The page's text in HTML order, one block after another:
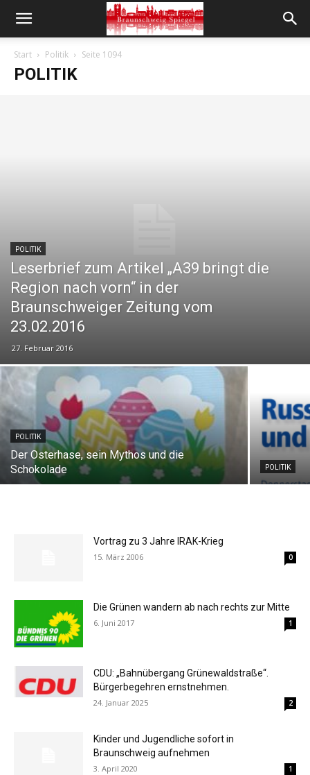
Start Politik Seite 1094
POLITIK
POLITIK
Leserbrief zum Artikel „A39 bringt die
Region nach vorn“ in der
Braunschweiger Zeitung vom
23.02.2016
27. Februar 2016
POLITIK
Der Osterhase, sein Mythos und die
Schokolade
POLITIK
Vortrag zu 3 Jahre IRAK-Krieg
15. März 2006 0
Die Grünen wandern ab nach rechts zur Mitte
6. Juni 2017 1
CDU: „Bahnübergang Grünewaldstraße“.
Bürgerbegehren ernstnehmen.
24. Januar 2025 2
Kinder und Jugendliche sofort in
Braunschweig aufnehmen
3. April 2020 1